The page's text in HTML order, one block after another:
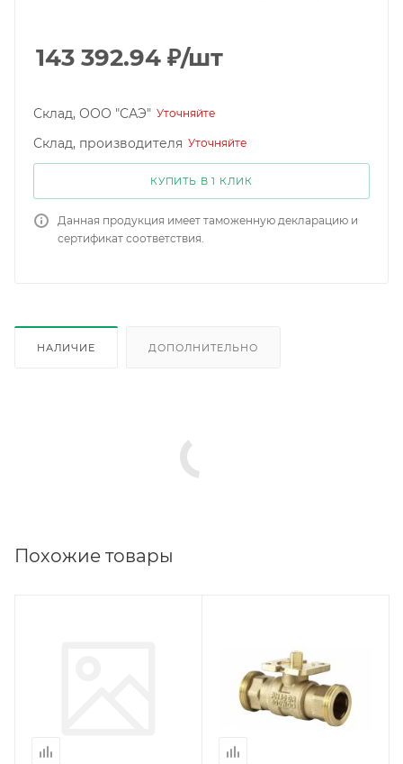
143 392.94 ₽/шт
Склад, ООО "САЭ" Уточняйте
Склад, производителя Уточняйте
КУПИТЬ В 1 КЛИК
Данная продукция имеет таможенную декларацию и
сертификат соответствия.
НАЛИЧИЕ ДОПОЛНИТЕЛЬНО
Похожие товары